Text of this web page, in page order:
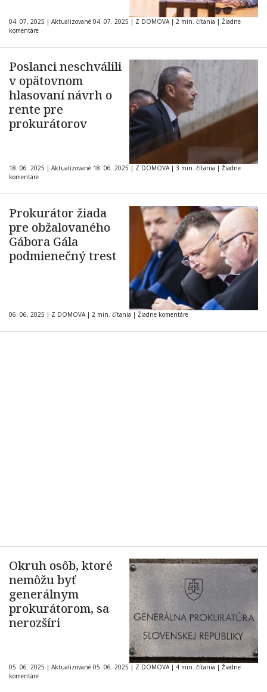
04. 07. 2025 | Aktualizované 04. 07. 2025 | Z DOMOVA | 2 min. čítania | Žiadne
komentáre
Poslanci neschválili
v opätovnom
hlasovaní návrh o
rente pre
prokurátorov
18. 06. 2025 | Aktualizované 18. 06. 2025 | Z DOMOVA | 3 min. čítania | Žiadne
komentáre
Prokurátor žiada
pre obžalovaného
Gábora Gála
podmienečný trest
06. 06. 2025 | Z DOMOVA | 2 min. čítania | Žiadne komentáre
Okruh osôb, ktoré
nemôžu byť
generálnym
prokurátorom, sa
nerozšíri
05. 06. 2025 | Aktualizované 05. 06. 2025 | Z DOMOVA | 4 min. čítania | Žiadne
komentáre